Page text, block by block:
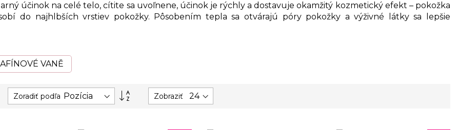
účinok na celé telo, cítite sa uvoľnene, účinok je rýchly a dostavuje okamžitý kozmetický efekt – pokožka
do najhlbších vrstiev pokožky. Pôsobením tepla sa otvárajú póry pokožky a výživné látky sa lepšie
VANĚ
Zoradiť podľa
Nastaviť
zostupný
Zobraziť